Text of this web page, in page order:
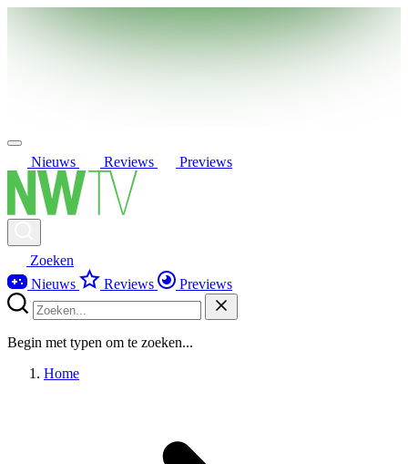
Nieuws Reviews Previews
Zoeken
Nieuws
Reviews Previews
Begin met typen om te zoeken...
Home